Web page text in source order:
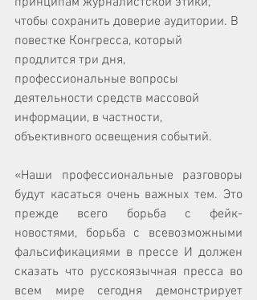
чтобы сохранить доверие аудитории. В
повестке Конгресса, который
продлится три дня,
профессиональные вопросы
деятельности средств массовой
информации, в частности,
объективного освещения событий.
«Наши профессиональные разговоры
будут касаться очень важных тем. Это
прежде всего борьба с фейк-
новостями, борьба с всевозможными
фальсификациями в прессе И должен
сказать что русскоязычная пресса во
всем мире сегодня демонстрирует